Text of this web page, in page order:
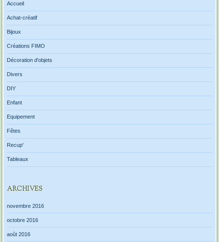
Accueil
Achat-créatif
Bijoux
Créations FIMO
Décoration d'objets
Divers
DIY
Enfant
Equipement
Fêtes
Recup'
Tableaux
ARCHIVES
novembre 2016
octobre 2016
août 2016